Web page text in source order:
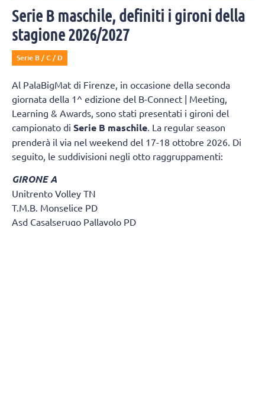
Serie B maschile, definiti i gironi della
stagione 2026/2027
Serie B / C / D
Al PalaBigMat di Firenze, in occasione della seconda
giornata della 1^ edizione del B-Connect | Meeting,
Learning & Awards, sono stati presentati i gironi del
campionato di Serie B maschile . La regular season
prenderà il via nel weekend del 17-18 ottobre 2026. Di
seguito, le suddivisioni negli otto raggruppamenti:
GIRONE A
Unitrento Volley TN
T.M.B. Monselice PD
Asd Casalserugo Pallavolo PD